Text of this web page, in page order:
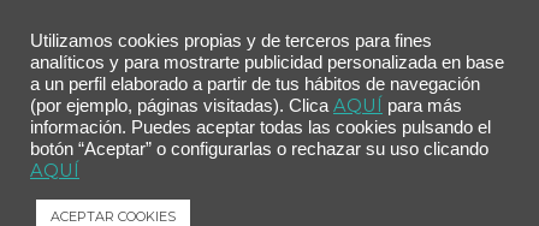
Estrena más por
menos
Utilizamos cookies propias y de terceros para fines
analíticos y para mostrarte publicidad personalizada en base
a un perfil elaborado a partir de tus hábitos de navegación
(por ejemplo, páginas visitadas). Clica AQUÍ para más
información. Puedes aceptar todas las cookies pulsando el
botón “Aceptar” o configurarlas o rechazar su uso clicando
AQUÍ
ACEPTAR COOKIES